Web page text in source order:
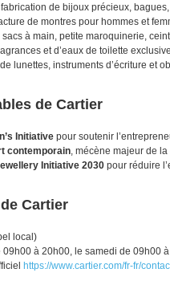
de bijoux précieux,
de montres pour hommes et
à main, petite maroquinerie,
et d’eaux de toilette
lunettes, instruments d’écriture et
de Cartier
Initiative pour soutenir
contemporain , mécène majeur de
Initiative 2030 pour réduire
Cartier
local)
à 20h00, le samedi de 09h00
https://www.cartier.com/fr-fr/